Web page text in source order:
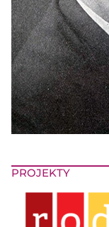
PROJEKTY